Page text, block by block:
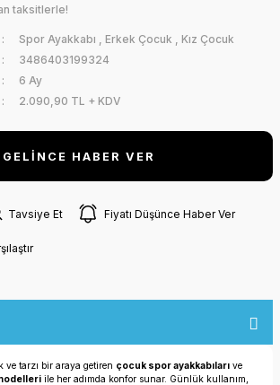
taksitlerle!
Spor Ayakkabı , Erkek Çocuk , Kız Çocuk
3486403199324
6 Ay
2.090,90 TL + KDV
GELİNCE HABER VER
Tavsiye Et Fiyatı Düşünce Haber Ver
ve tarzı bir araya getiren çocuk spor ayakkabıları ve
ile her adımda konfor sunar. Günlük kullanım,